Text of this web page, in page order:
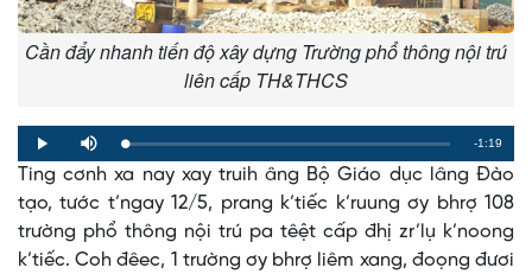
Cần đẩy nhanh tiến độ xây dựng Trường phổ thông nội trú
liên cấp TH&THCS
Play Mute Loaded:
0%
Progress:
0%
Remaining
Time
-1:19
Ting cơnh xa nay xay truih âng Bộ Giáo dục lâng Đào
tạo, tước t’ngay 12/5, prang k’tiếc k’ruung ơy bhrợ 108
trường phổ thông nội trú pa têệt cấp đhị zr’lụ k’noong
k’tiếc. Coh đêec, 1 trường ơy bhrợ liêm xang, đoọng đươi